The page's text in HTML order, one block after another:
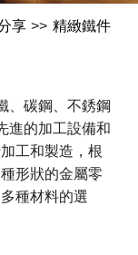
享 精緻鐵件
、碳鋼、不銹鋼
進的加工設備和
工和製造，根
形狀的金屬零
種材料的選